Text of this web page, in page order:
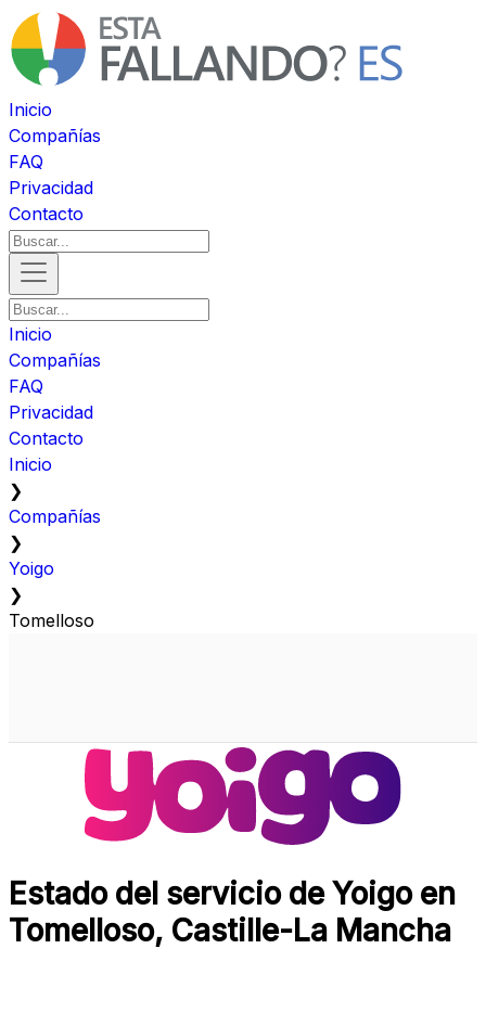
Inicio
Compañías
FAQ
Privacidad
Contacto
Inicio
Compañías
FAQ
Privacidad
Contacto
Inicio
❯
Compañías
❯
Yoigo
❯
Tomelloso
Estado del servicio de Yoigo en
Tomelloso, Castille-La Mancha